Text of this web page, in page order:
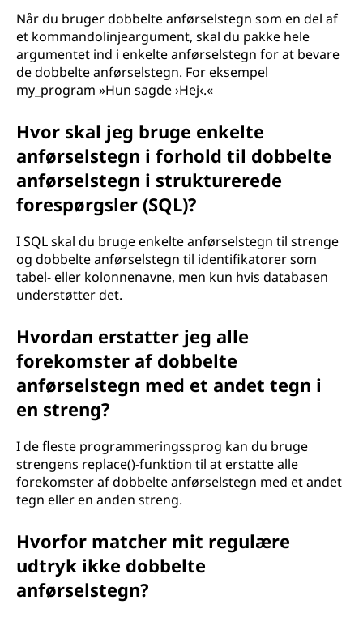
Når du bruger dobbelte anførselstegn som en del af
et kommandolinjeargument, skal du pakke hele
argumentet ind i enkelte anførselstegn for at bevare
de dobbelte anførselstegn. For eksempel
my_program »Hun sagde ›Hej‹.«
Hvor skal jeg bruge enkelte
anførselstegn i forhold til dobbelte
anførselstegn i strukturerede
forespørgsler (SQL)?
I SQL skal du bruge enkelte anførselstegn til strenge
og dobbelte anførselstegn til identifikatorer som
tabel- eller kolonnenavne, men kun hvis databasen
understøtter det.
Hvordan erstatter jeg alle
forekomster af dobbelte
anførselstegn med et andet tegn i
en streng?
I de fleste programmeringssprog kan du bruge
strengens replace()-funktion til at erstatte alle
forekomster af dobbelte anførselstegn med et andet
tegn eller en anden streng.
Hvorfor matcher mit regulære
udtryk ikke dobbelte
anførselstegn?